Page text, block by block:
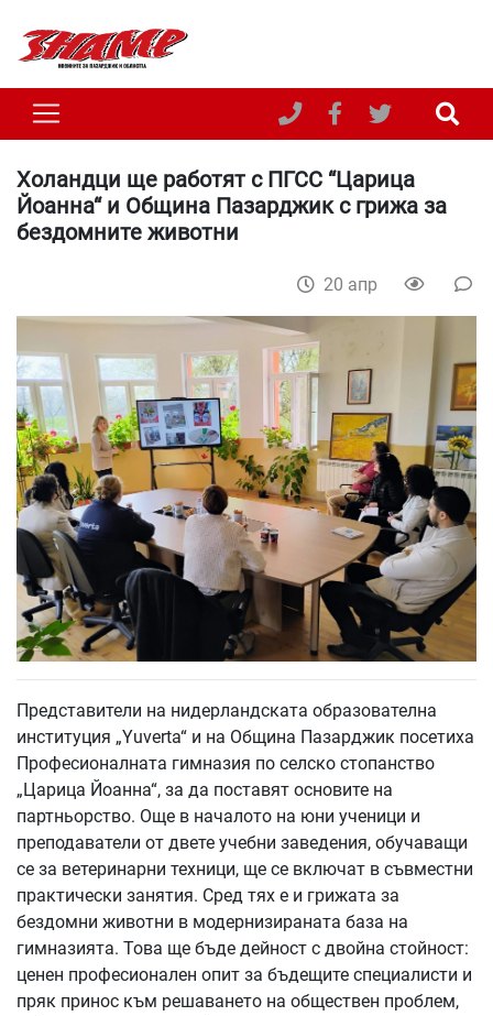
Холандци ще работят с ПГСС “Царица
Йоанна“ и Община Пазарджик с грижа за
бездомните животни
20 апр
Представители на нидерландската образователна
институция „Yuverta“ и на Община Пазарджик посетиха
Професионалната гимназия по селско стопанство
„Царица Йоанна“, за да поставят основите на
партньорство. Още в началото на юни ученици и
преподаватели от двете учебни заведения, обучаващи
се за ветеринарни техници, ще се включат в съвместни
практически занятия. Сред тях е и грижата за
бездомни животни в модернизираната база на
гимназията. Това ще бъде дейност с двойна стойност:
ценен професионален опит за бъдещите специалисти и
пряк принос към решаването на обществен проблем,